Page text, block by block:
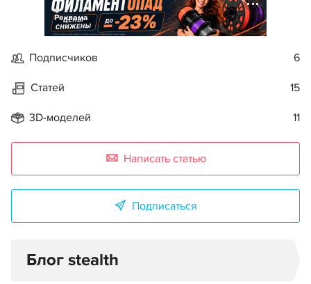
Реклама
Подписчиков 6
Статей 15
3D-моделей 11
Написать статью
Подписаться
Блог stealth